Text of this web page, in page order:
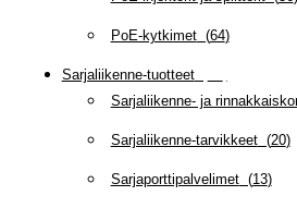
PoE-kytkimet(64)
Sarjaliikenne-tuotteet(
Sarjaliikenne- ja
Sarjaliikenne-tarvikkeet(20)
Sarjaporttipalvelimet(13)